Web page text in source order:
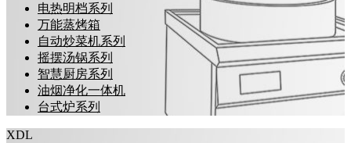
电热明档系列
万能蒸烤箱
自动炒菜机系列
摇摆汤锅系列
智慧厨房系列
油烟净化一体机
台式炉系列
XDL